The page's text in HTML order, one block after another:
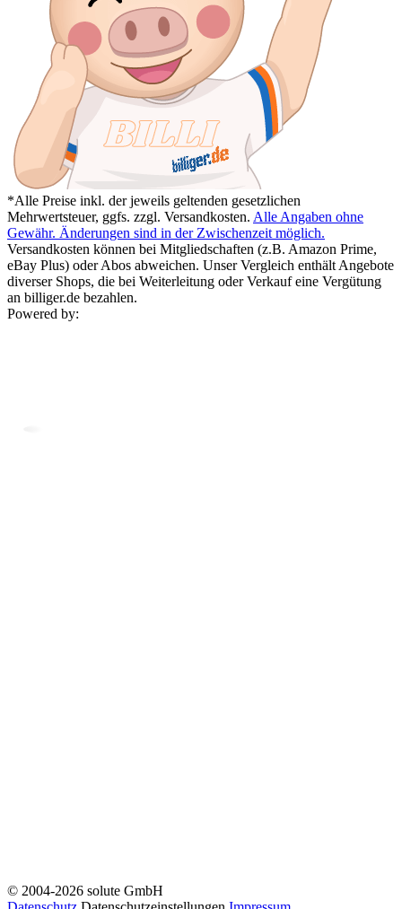
*Alle Preise inkl. der jeweils geltenden gesetzlichen
Mehrwertsteuer, ggfs. zzgl. Versandkosten. Alle Angaben ohne
Gewähr. Änderungen sind in der Zwischenzeit möglich.
Versandkosten können bei Mitgliedschaften (z.B. Amazon Prime,
eBay Plus) oder Abos abweichen. Unser Vergleich enthält Angebote
diverser Shops, die bei Weiterleitung oder Verkauf eine Vergütung
an billiger.de bezahlen.
Powered by:
© 2004-2026 solute GmbH